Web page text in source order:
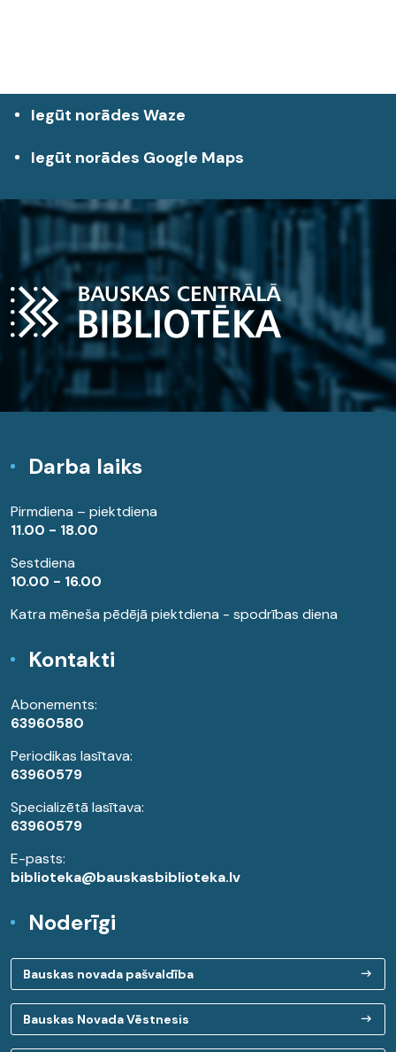
Iegūt norādes Waze
Iegūt norādes Google Maps
Darba laiks
Pirmdiena – piektdiena
11.00 - 18.00
Sestdiena
10.00 - 16.00
Katra mēneša pēdējā piektdiena - spodrības diena
Kontakti
Abonements:
63960580
Periodikas lasītava:
63960579
Specializētā lasītava:
63960579
E-pasts:
biblioteka@bauskasbiblioteka.lv
Noderīgi
Bauskas novada pašvaldība
Bauskas Novada Vēstnesis